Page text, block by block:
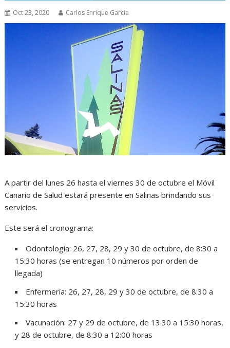
Oct 23, 2020 Carlos Enrique García
A partir del lunes 26 hasta el viernes 30 de octubre el Móvil
Canario de Salud estará presente en Salinas brindando sus
servicios.
Este será el cronograma:
Odontología: 26, 27, 28, 29 y 30 de octubre, de 8:30 a
15:30 horas (se entregan 10 números por orden de
llegada)
Enfermería: 26, 27, 28, 29 y 30 de octubre, de 8:30 a
15:30 horas
Vacunación: 27 y 29 de octubre, de 13:30 a 15:30 horas,
y 28 de octubre, de 8:30 a 12:00 horas